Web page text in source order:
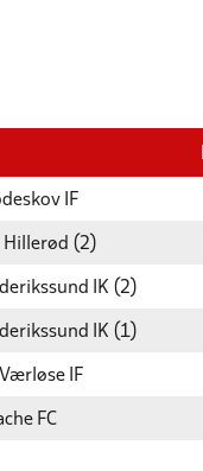
IF
Hillerød (2)
IK (2)
IK (1)
IF
FC